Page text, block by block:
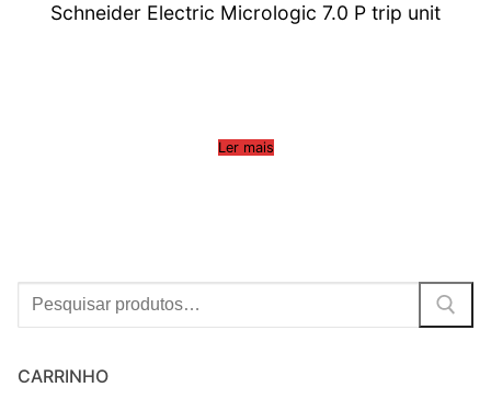
Schneider Electric Micrologic 7.0 P trip unit
Ler mais
Procurar:
CARRINHO